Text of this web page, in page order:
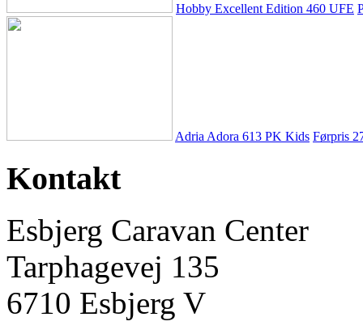
Hobby Excellent Edition 460 UFE
Adria Adora 613 PK Kids Førpris
Kontakt
Esbjerg Caravan Center
Tarphagevej 135
6710 Esbjerg V